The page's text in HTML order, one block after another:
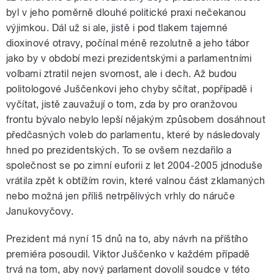
byl v jeho poměrně dlouhé politické praxi nečekanou
výjimkou. Dál už si ale, jistě i pod tlakem tajemné
dioxinové otravy, počínal méně rezolutně a jeho tábor
jako by v období mezi prezidentskými a parlamentními
volbami ztratil nejen svornost, ale i dech. Až budou
politologové Juščenkovi jeho chyby sčítat, popřípadě i
vyčítat, jistě zauvažují o tom, zda by pro oranžovou
frontu bývalo nebylo lepší nějakým způsobem dosáhnout
předčasných voleb do parlamentu, které by následovaly
hned po prezidentských. To se ovšem nezdařilo a
společnost se po zimní euforii z let 2004-2005 jdnoduše
vrátila zpět k obtížím rovin, které valnou část zklamaných
nebo možná jen příliš netrpělivých vrhly do náruče
Janukovyčovy.
Prezident má nyní 15 dnů na to, aby návrh na příštího
premiéra posoudil. Viktor Juščenko v každém případě
trvá na tom, aby nový parlament dovolil soudce v této